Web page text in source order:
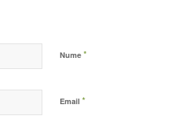
Nume *
Email *